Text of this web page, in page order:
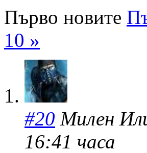
Първо новите
10 »
#20 Милен
16:41 часа